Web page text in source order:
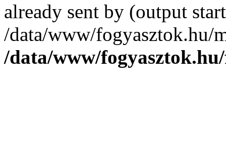
already sent by (output
/data/www/fogyasztok.hu/
/data/www/